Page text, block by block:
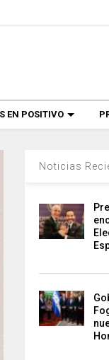
EN POSITIVO
Noticias